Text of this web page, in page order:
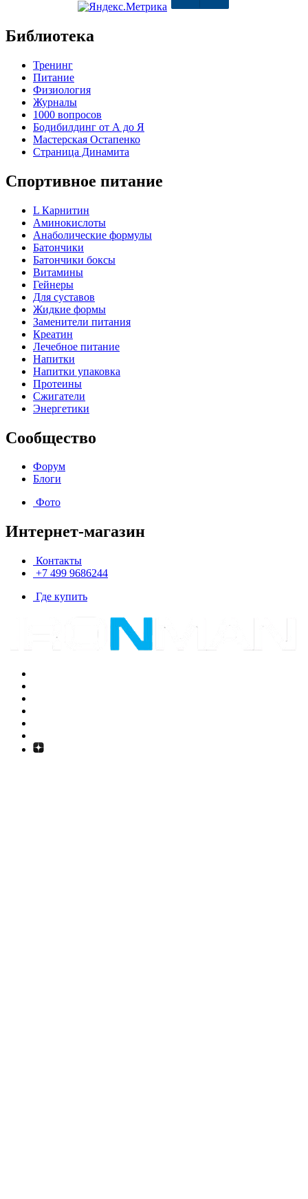
Библиотека
Тренинг
Питание
Физиология
Журналы
1000 вопросов
Бодибилдинг от А до Я
Мастерская Остапенко
Страница Динамита
Спортивное питание
L Карнитин
Аминокислоты
Анаболические формулы
Батончики
Батончики боксы
Витамины
Гейнеры
Для суставов
Жидкие формы
Заменители питания
Креатин
Лечебное питание
Напитки
Напитки упаковка
Протеины
Сжигатели
Энергетики
Сообщество
Форум
Блоги
Фото
Интернет-магазин
Контакты
+7 499 9686244
Где купить